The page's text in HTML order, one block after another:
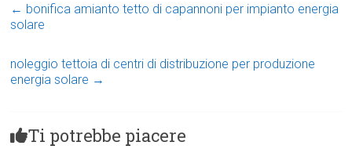
← bonifica amianto tetto di capannoni per impianto energia
solare
noleggio tettoia di centri di distribuzione per produzione
energia solare →
Ti potrebbe piacere